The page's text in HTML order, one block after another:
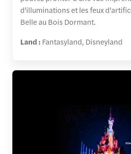
d'illuminations et les feux
Belle au Bois Dormant.
Land : Fantasyland, Disneyland